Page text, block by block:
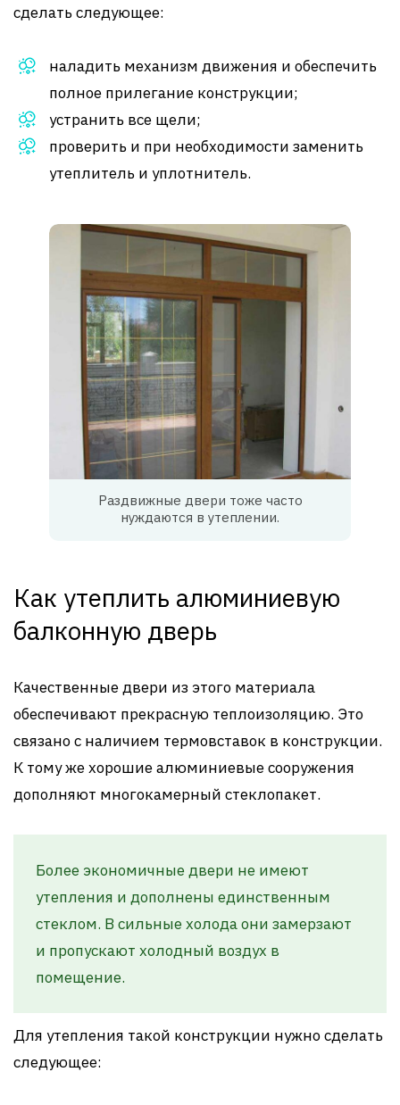
сделать следующее:
наладить механизм движения и обеспечить
полное прилегание конструкции;
устранить все щели;
проверить и при необходимости заменить
утеплитель и уплотнитель.
Раздвижные двери тоже часто
нуждаются в утеплении.
Как утеплить алюминиевую
балконную дверь
Качественные двери из этого материала
обеспечивают прекрасную теплоизоляцию. Это
связано с наличием термовставок в конструкции.
К тому же хорошие алюминиевые сооружения
дополняют многокамерный стеклопакет.
Более экономичные двери не имеют
утепления и дополнены единственным
стеклом. В сильные холода они замерзают
и пропускают холодный воздух в
помещение.
Для утепления такой конструкции нужно сделать
следующее: